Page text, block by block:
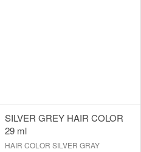
SILVER GREY HAIR COLOR
29 ml
HAIR COLOR SILVER GRAY